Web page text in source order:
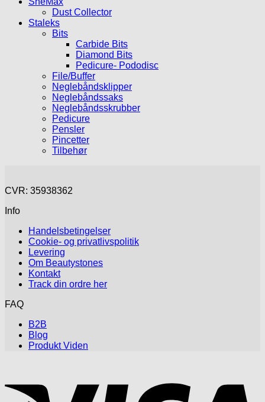
Dust Collector
Staleks
Bits
Carbide Bits
Diamond Bits
Pedicure- Pododisc
File/Buffer
Neglebåndsklipper
Neglebåndssaks
Neglebåndsskrubber
Pedicure
Pensler
Pincetter
Tilbehør
CVR: 35938362
Info
Handelsbetingelser
Cookie- og privatlivspolitik
Levering
Om Beautystones
Kontakt
Track din ordre her
FAQ
B2B
Blog
Produkt Viden